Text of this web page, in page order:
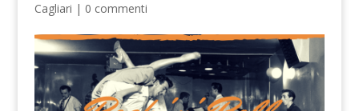
Cagliari | 0 commenti